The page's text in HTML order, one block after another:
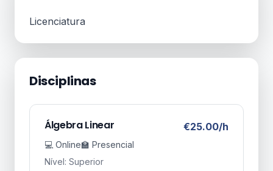
Licenciatura
Disciplinas
Álgebra Linear €25.00/h
💻 Online🏫 Presencial
Nível: Superior